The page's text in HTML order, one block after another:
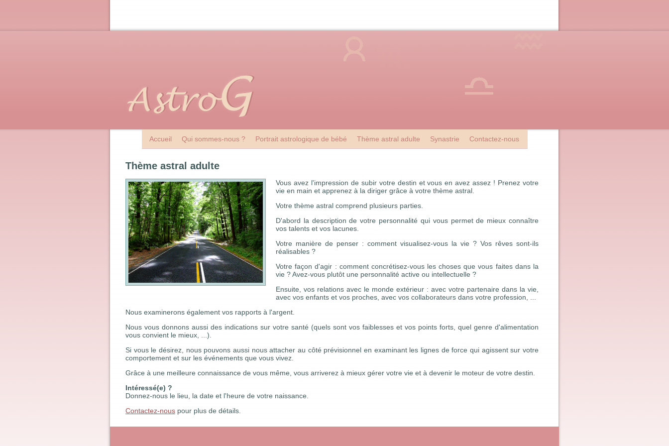
Accueil Qui sommes-nous ? Portrait astrologique de bébé Thème astral adulte Synastrie Contactez-nous
Thème astral adulte
Vous avez l'impression de subir votre destin et vous en avez assez ! Prenez votre
vie en main et apprenez à la diriger grâce à votre thème astral.
Votre thème astral comprend plusieurs parties.
D'abord la description de votre personnalité qui vous permet de mieux connaître
vos talents et vos lacunes.
Votre manière de penser : comment visualisez-vous la vie ? Vos rêves sont-ils
réalisables ?
Votre façon d'agir : comment concrétisez-vous les choses que vous faites dans la
vie ? Avez-vous plutôt une personnalité active ou intellectuelle ?
Ensuite, vos relations avec le monde extérieur : avec votre partenaire dans la vie,
avec vos enfants et vos proches, avec vos collaborateurs dans votre profession, ...
Nous examinerons également vos rapports à l'argent.
Nous vous donnons aussi des indications sur votre santé (quels sont vos faiblesses et vos points forts, quel genre d'alimentation
vous convient le mieux, ...).
Si vous le désirez, nous pouvons aussi nous attacher au côté prévisionnel en examinant les lignes de force qui agissent sur votre
comportement et sur les événements que vous vivez.
Grâce à une meilleure connaissance de vous même, vous arriverez à mieux gérer votre vie et à devenir le moteur de votre destin.
Intéressé(e) ?
Donnez-nous le lieu, la date et l'heure de votre naissance.
Contactez-nous pour plus de détails.